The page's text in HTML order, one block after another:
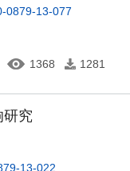
0879-13-077
1368 1281
研究
13-022